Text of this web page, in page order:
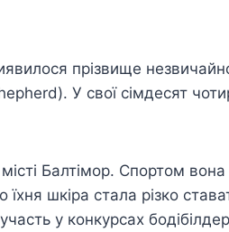
прізвище
У свої сімдесят
Балтімор. Спортом
їхня шкіра стала різко
у конкурсах